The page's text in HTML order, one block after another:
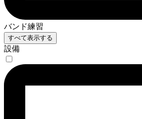
バンド練習
すべて表示する
設備